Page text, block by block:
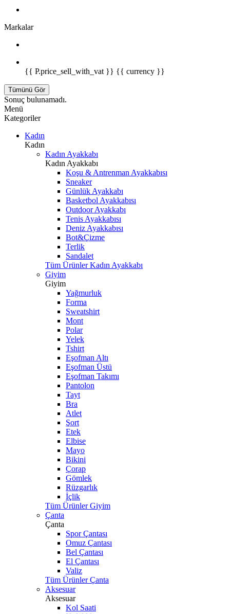
Markalar
{{ P.price_sell_with_vat }} {{ currency }}
Tümünü Gör
Sonuç bulunamadı.
Menü
Kategoriler
Kadın
Kadın
Kadın Ayakkabı
Kadın Ayakkabı
Koşu & Antrenman Ayakkabısı
Sneaker
Günlük Ayakkabı
Basketbol Ayakkabısı
Outdoor Ayakkabı
Tenis Ayakkabısı
Deniz Ayakkabısı
Bot&Çizme
Terlik
Sandalet
Tüm Ürünler Kadın Ayakkabı
Giyim
Giyim
Yağmurluk
Forma
Sweatshirt
Mont
Polar
Yelek
Tshirt
Eşofman Altı
Eşofman Üstü
Eşofman Takımı
Pantolon
Tayt
Bra
Atlet
Şort
Etek
Elbise
Mayo
Bikini
Çorap
Gömlek
Rüzgarlık
İçlik
Tüm Ürünler Giyim
Çanta
Çanta
Spor Çantası
Omuz Çantası
Bel Çantası
El Çantası
Valiz
Tüm Ürünler Çanta
Aksesuar
Aksesuar
Kol Saati